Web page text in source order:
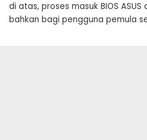
di atas, proses masuk BIOS
bahkan bagi pengguna pemula